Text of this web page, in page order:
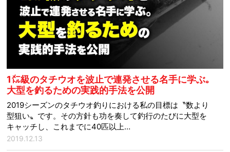
1㍍級のタチウオを波止で連発させる名手に学ぶ｡
大型を釣るための実践的手法を公開
2019シーズンのタチウオ釣りにおける私の目標は〝数より
型狙い〟です。その方針も功を奏して釣行のたびに大型を
キャッチし、これまでに40匹以上…
2019.12.13